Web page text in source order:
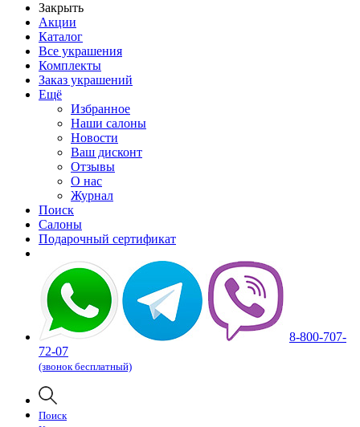
Закрыть
Акции
Каталог
Все украшения
Комплекты
Заказ украшений
Ещё
Избранное
Наши салоны
Новости
Ваш дисконт
Отзывы
О нас
Журнал
Поиск
Салоны
Подарочный сертификат
8-800-707-
72-07
(звонок бесплатный)
Поиск